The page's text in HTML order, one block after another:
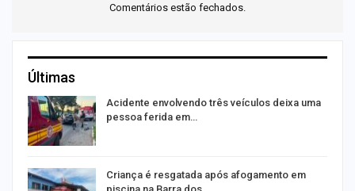
Comentários estão fechados.
Últimas
Acidente envolvendo três veículos deixa uma
pessoa ferida em…
Criança é resgatada após afogamento em